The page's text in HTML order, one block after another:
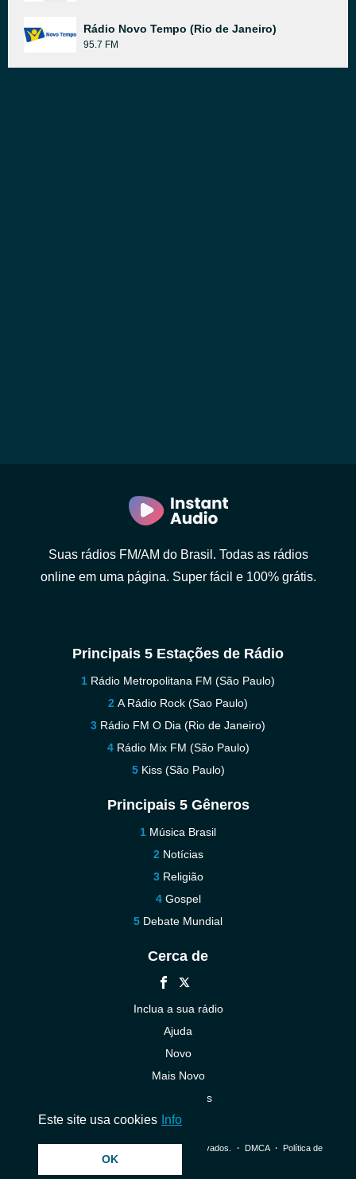
Rádio Novo Tempo (Rio de Janeiro)
95.7 FM
Suas rádios FM/AM do Brasil. Todas as rádios
online em uma página. Super fácil e 100% grátis.
Principais 5 Estações de Rádio
Rádio Metropolitana FM (São Paulo)
A Rádio Rock (Sao Paulo)
Rádio FM O Dia (Rio de Janeiro)
Rádio Mix FM (São Paulo)
Kiss (São Paulo)
Principais 5 Gêneros
Música Brasil
Notícias
Religião
Gospel
Debate Mundial
Cerca de
Inclua a sua rádio
Ajuda
Novo
Mais Novo
Contacte-nos
© 2026 InstantAudio. Todos os direitos reservados. ・ DMCA・ Política de
Este site usa cookies Info
OK